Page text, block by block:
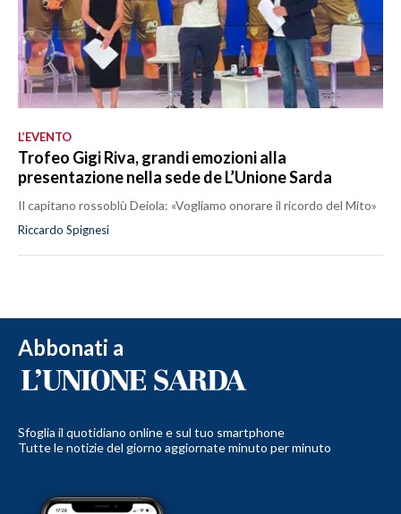
L’EVENTO
Trofeo Gigi Riva, grandi emozioni alla
presentazione nella sede de L’Unione Sarda
Il capitano rossoblù Deiola: «Vogliamo onorare il ricordo del Mito»
Riccardo Spignesi
Abbonati a
Sfoglia il quotidiano online e sul tuo smartphone
Tutte le notizie del giorno aggiornate minuto per minuto